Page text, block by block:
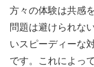
方々の体験は共感
問題は避けられな
いスピーディーな
です。これによっ